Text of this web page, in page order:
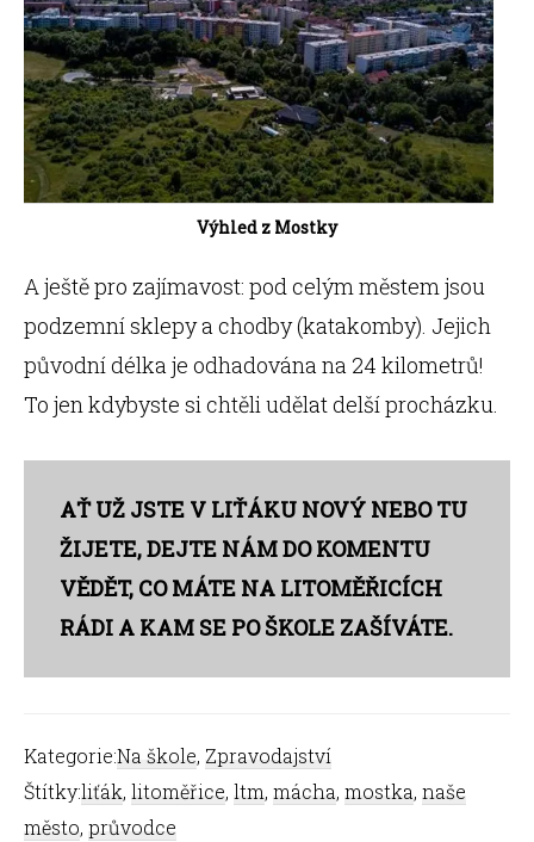
Výhled z Mostky
A ještě pro zajímavost: pod celým městem jsou
podzemní sklepy a chodby (katakomby). Jejich
původní délka je odhadována na 24 kilometrů!
To jen kdybyste si chtěli udělat delší procházku.
AŤ UŽ JSTE V LIŤÁKU NOVÝ NEBO TU
ŽIJETE, DEJTE NÁM DO KOMENTU
VĚDĚT, CO MÁTE NA LITOMĚŘICÍCH
RÁDI A KAM SE PO ŠKOLE ZAŠÍVÁTE.
Kategorie:Na škole, Zpravodajství
Štítky:liťák, litoměřice, ltm, mácha, mostka, naše
město, průvodce